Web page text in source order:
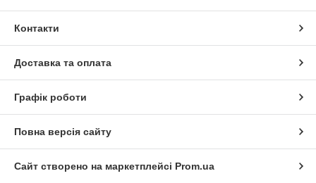
Контакти
Доставка та оплата
Графік роботи
Повна версія сайту
Сайт створено на маркетплейсі Prom.ua